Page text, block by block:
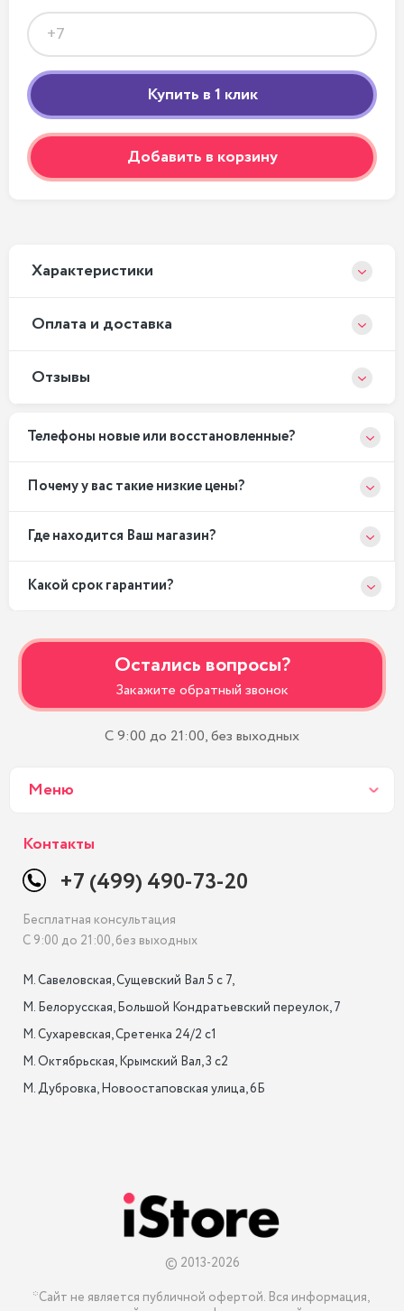
Добавить в корзину
Xарактеристики
Оплата и доставка
Отзывы
Телефоны новые или восстановленные?
Почему у вас такие низкие цены?
Где находится Ваш магазин?
Какой срок гарантии?
Остались вопросы?
Закажите обратный звонок
С 9:00 до 21:00, без выходных
Меню
Контакты
+7 (499) 490-73-20
Бесплатная консультация
С 9:00 до 21:00, без выходных
М. Савеловская, Сущевский Вал 5 с 7,
М. Белорусская, Большой Кондратьевский переулок, 7
М. Сухаревская, Сретенка 24/2 с1
М. Октябрьская, Крымский Вал, 3 с2
М. Дубровка, Новоостаповская улица, 6Б
© 2013-2026
*Сайт не является публичной офертой. Вся информация,